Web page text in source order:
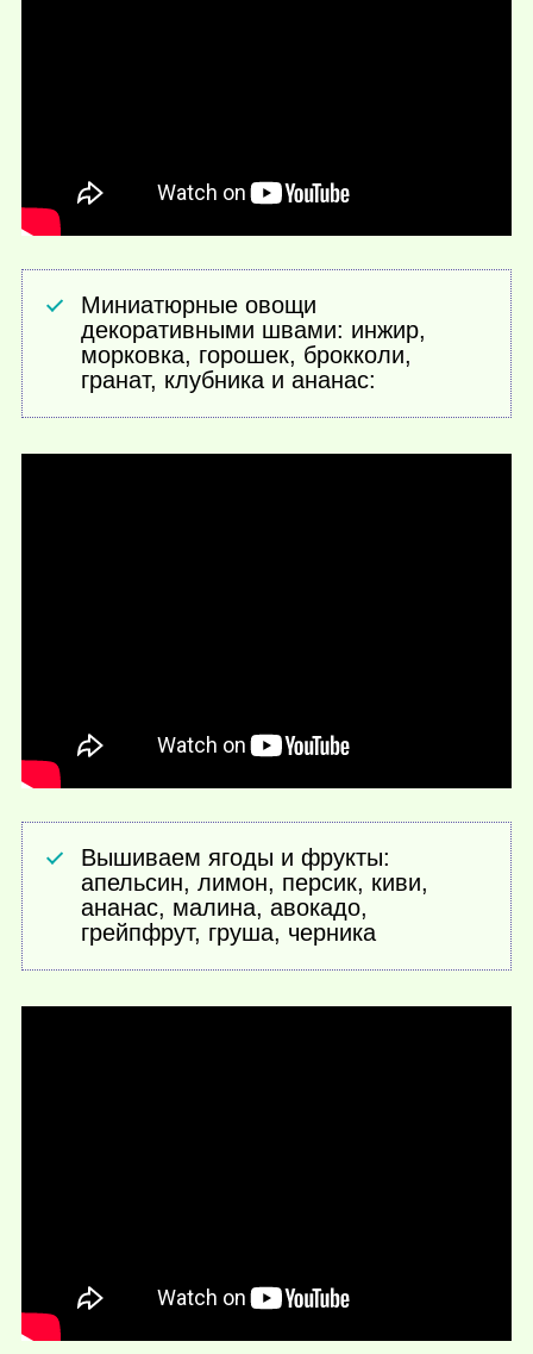
Миниатюрные овощи
декоративными швами: инжир,
морковка, горошек, брокколи,
гранат, клубника и ананас:
Вышиваем ягоды и фрукты:
апельсин, лимон, персик, киви,
ананас, малина, авокадо,
грейпфрут, груша, черника